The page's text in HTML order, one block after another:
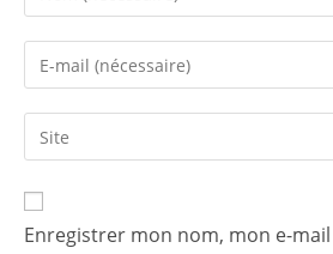
Enregistrer mon nom, mon e-